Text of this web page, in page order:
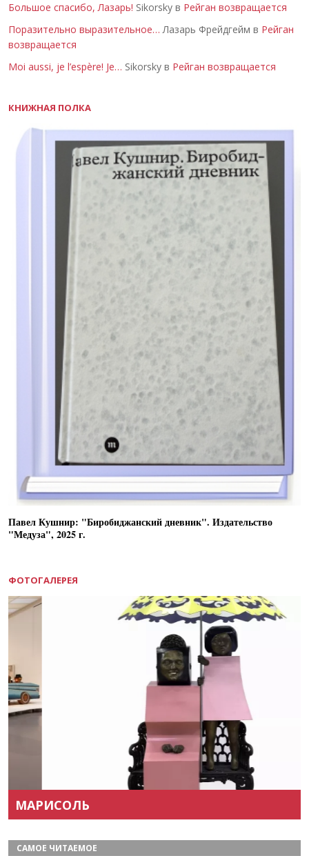
Большое спасибо, Лазарь! Sikorsky в Рейган возвращается
Поразительно выразительное… Лазарь Фрейдгейм в Рейган
возвращается
Moi aussi, je l’espère! Je… Sikorsky в Рейган возвращается
КНИЖНАЯ ПОЛКА
Павел Кушнир: "Биробиджанский дневник". Издательство
"Медуза", 2025 г.
ФОТОГАЛЕРЕЯ
МАРИСОЛЬ
САМОЕ ЧИТАЕМОЕ